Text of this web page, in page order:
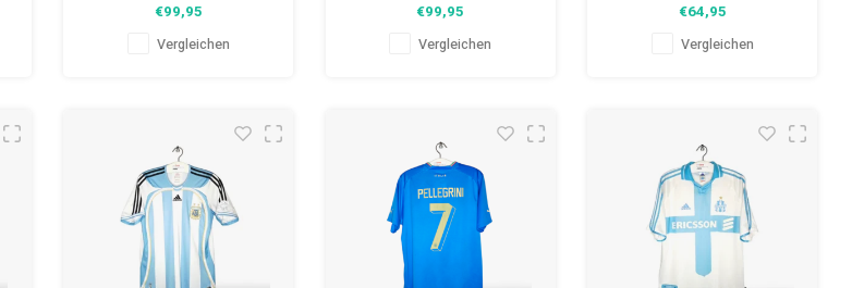
Hemdes: 9.5/10 (gebraucht)
€99,95
Vergleichen
des Hemdes: 9/10 (gebraucht)
€99,95
Vergleichen
Gesamtzustand des Hemdes:
9.5/10 (gebraucht)
€64,95
Vergleichen